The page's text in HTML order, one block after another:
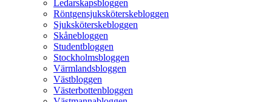
Ledarskapsbloggen
Röntgensjuksköterskebloggen
Sjuksköterskebloggen
Skånebloggen
Studentbloggen
Stockholmsbloggen
Värmlandsbloggen
Västbloggen
Västerbottenbloggen